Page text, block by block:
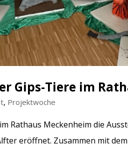
Gips-Tiere im
, Projektwoche
Rathaus Meckenheim die
eröffnet. Zusammen mit